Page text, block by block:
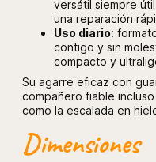
versátil siempre
una reparación
Uso diario:
contigo y sin
compacto y
Su agarre eficaz con
compañero fiable
como la escalada en
Dimensiones